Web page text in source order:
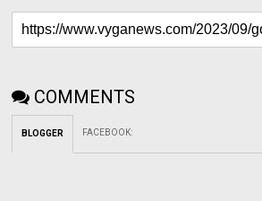
COMMENTS
BLOGGER FACEBOOK: